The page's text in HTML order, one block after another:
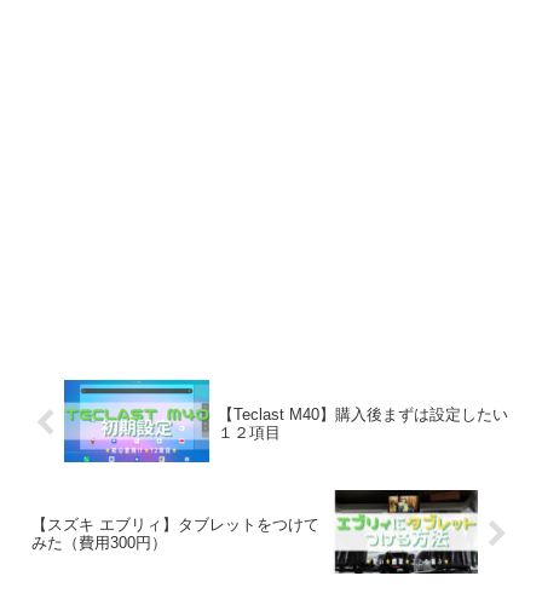
【Teclast M40】購入後まずは設定したい
１２項目
【スズキ エブリィ】タブレットをつけて
みた（費用300円）